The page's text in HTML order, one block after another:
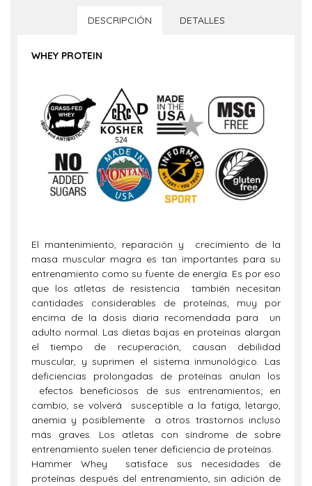
DESCRIPCIÓN DETALLES
WHEY PROTEIN
El mantenimiento, reparación y crecimiento de la
masa muscular magra es tan importantes para su
entrenamiento como su fuente de energía. Es por eso
que los atletas de resistencia también necesitan
cantidades considerables de proteínas, muy por
encima de la dosis diaria recomendada para un
adulto normal. Las dietas bajas en proteínas alargan
el tiempo de recuperación, causan debilidad
muscular, y suprimen el sistema inmunológico. Las
deficiencias prolongadas de proteínas anulan los
efectos beneficiosos de sus entrenamientos; en
cambio, se volverá susceptible a la fatiga, letargo,
anemia y posiblemente a otros trastornos incluso
más graves. Los atletas con síndrome de sobre
entrenamiento suelen tener deficiencia de proteínas.
Hammer Whey satisface sus necesidades de
proteínas después del entrenamiento, sin adición de